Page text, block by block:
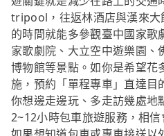
tripool，往返林酒店與漢來大
的時間就能多參觀臺中國家歌
家歌劇院、大立空中遊樂園、
博物館等景點。如你是希望花
施，預約「單程專車」直達目
你想邊走邊玩、多走訪幾處地
2~12小時包車旅遊服務，相信